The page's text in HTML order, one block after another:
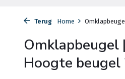
Terug Home
Omklapbeugel
Hoogte beugel